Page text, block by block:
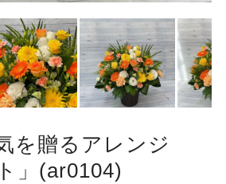
を贈るアレンジ
」(ar0104)